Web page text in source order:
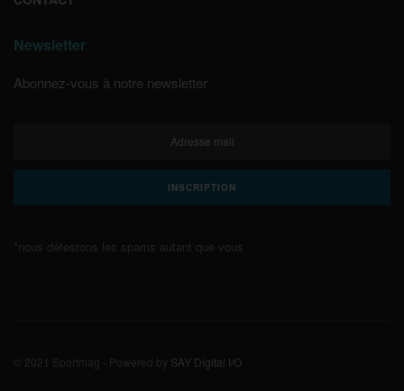
Newsletter
Abonnez-vous à notre newsletter
*nous détestons les spams autant que vous
© 2021 Sportmag - Powered by SAY Digital I/O